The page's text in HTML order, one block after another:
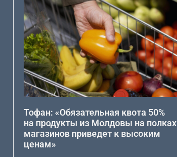
Тофан: «Обязательная квота 50%
на продукты из Молдовы на полках
магазинов приведет к высоким
ценам»